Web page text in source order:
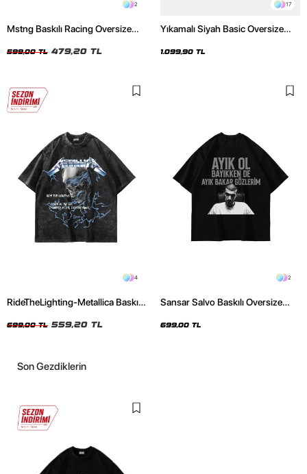
2
Mstng Baskılı Racing Oversize
599,00 TL 479,20 TL
17
Yıkamalı Siyah Basic Oversize
1.099,90 TL
4
RideTheLighting-Metallica Baskılı
Tshirt
699,00 TL 559,20 TL
2
Sansar Salvo Baskılı Oversize
699,00 TL
Son Gezdiklerin